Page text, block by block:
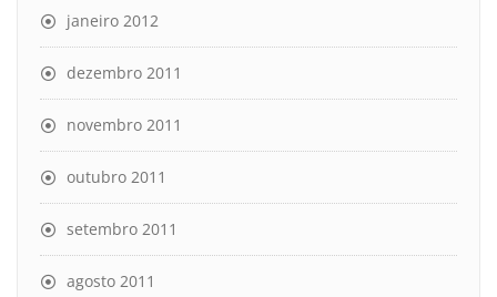
janeiro 2012
dezembro 2011
novembro 2011
outubro 2011
setembro 2011
agosto 2011